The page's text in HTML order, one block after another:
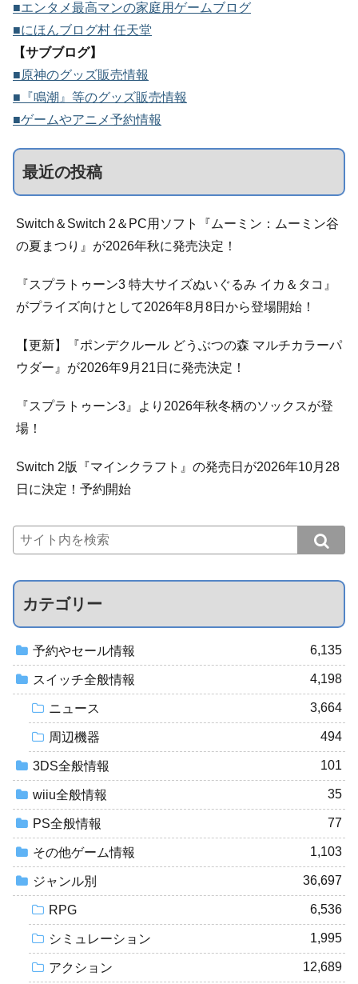
■エンタメ最高マンの家庭用ゲームブログ
■にほんブログ村 任天堂
【サブブログ】
■原神のグッズ販売情報
■『鳴潮』等のグッズ販売情報
■ゲームやアニメ予約情報
最近の投稿
Switch＆Switch 2＆PC用ソフト『ムーミン：ムーミン谷
の夏まつり』が2026年秋に発売決定！
『スプラトゥーン3 特大サイズぬいぐるみ イカ＆タコ』
がプライズ向けとして2026年8月8日から登場開始！
【更新】『ポンデクルール どうぶつの森 マルチカラーパ
ウダー』が2026年9月21日に発売決定！
『スプラトゥーン3』より2026年秋冬柄のソックスが登
場！
Switch 2版『マインクラフト』の発売日が2026年10月28
日に決定！予約開始
カテゴリー
予約やセール情報 6,135
スイッチ全般情報 4,198
ニュース 3,664
周辺機器 494
3DS全般情報 101
wiiu全般情報 35
PS全般情報 77
その他ゲーム情報 1,103
ジャンル別 36,697
RPG 6,536
シミュレーション 1,995
アクション 12,689